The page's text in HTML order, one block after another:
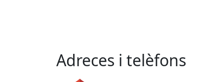
Adreces i telèfons